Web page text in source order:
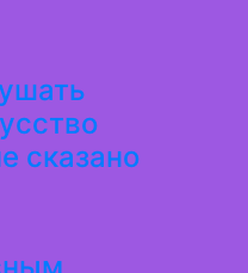
сказано